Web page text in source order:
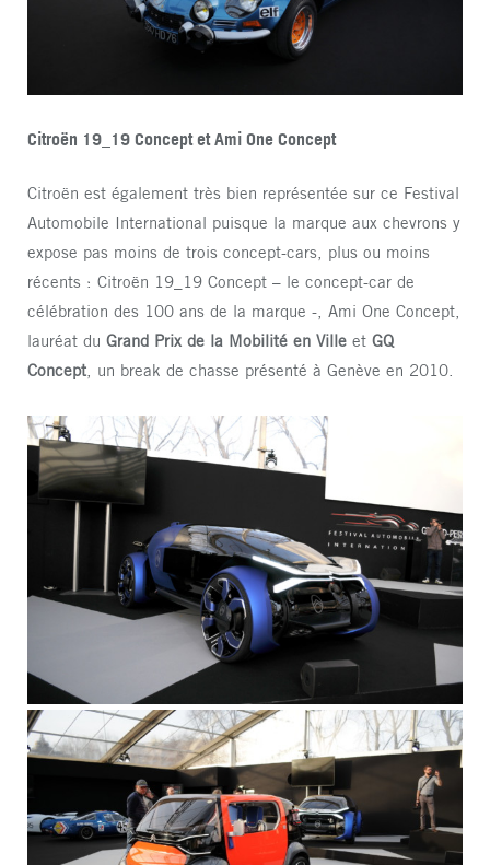
Citroën 19_19 Concept et Ami One Concept
Citroën est également très bien représentée sur ce Festival
Automobile International puisque la marque aux chevrons y
expose pas moins de trois concept-cars, plus ou moins
récents : Citroën 19_19 Concept – le concept-car de
célébration des 100 ans de la marque -, Ami One Concept,
lauréat du Grand Prix de la Mobilité en Ville et GQ
Concept , un break de chasse présenté à Genève en 2010.